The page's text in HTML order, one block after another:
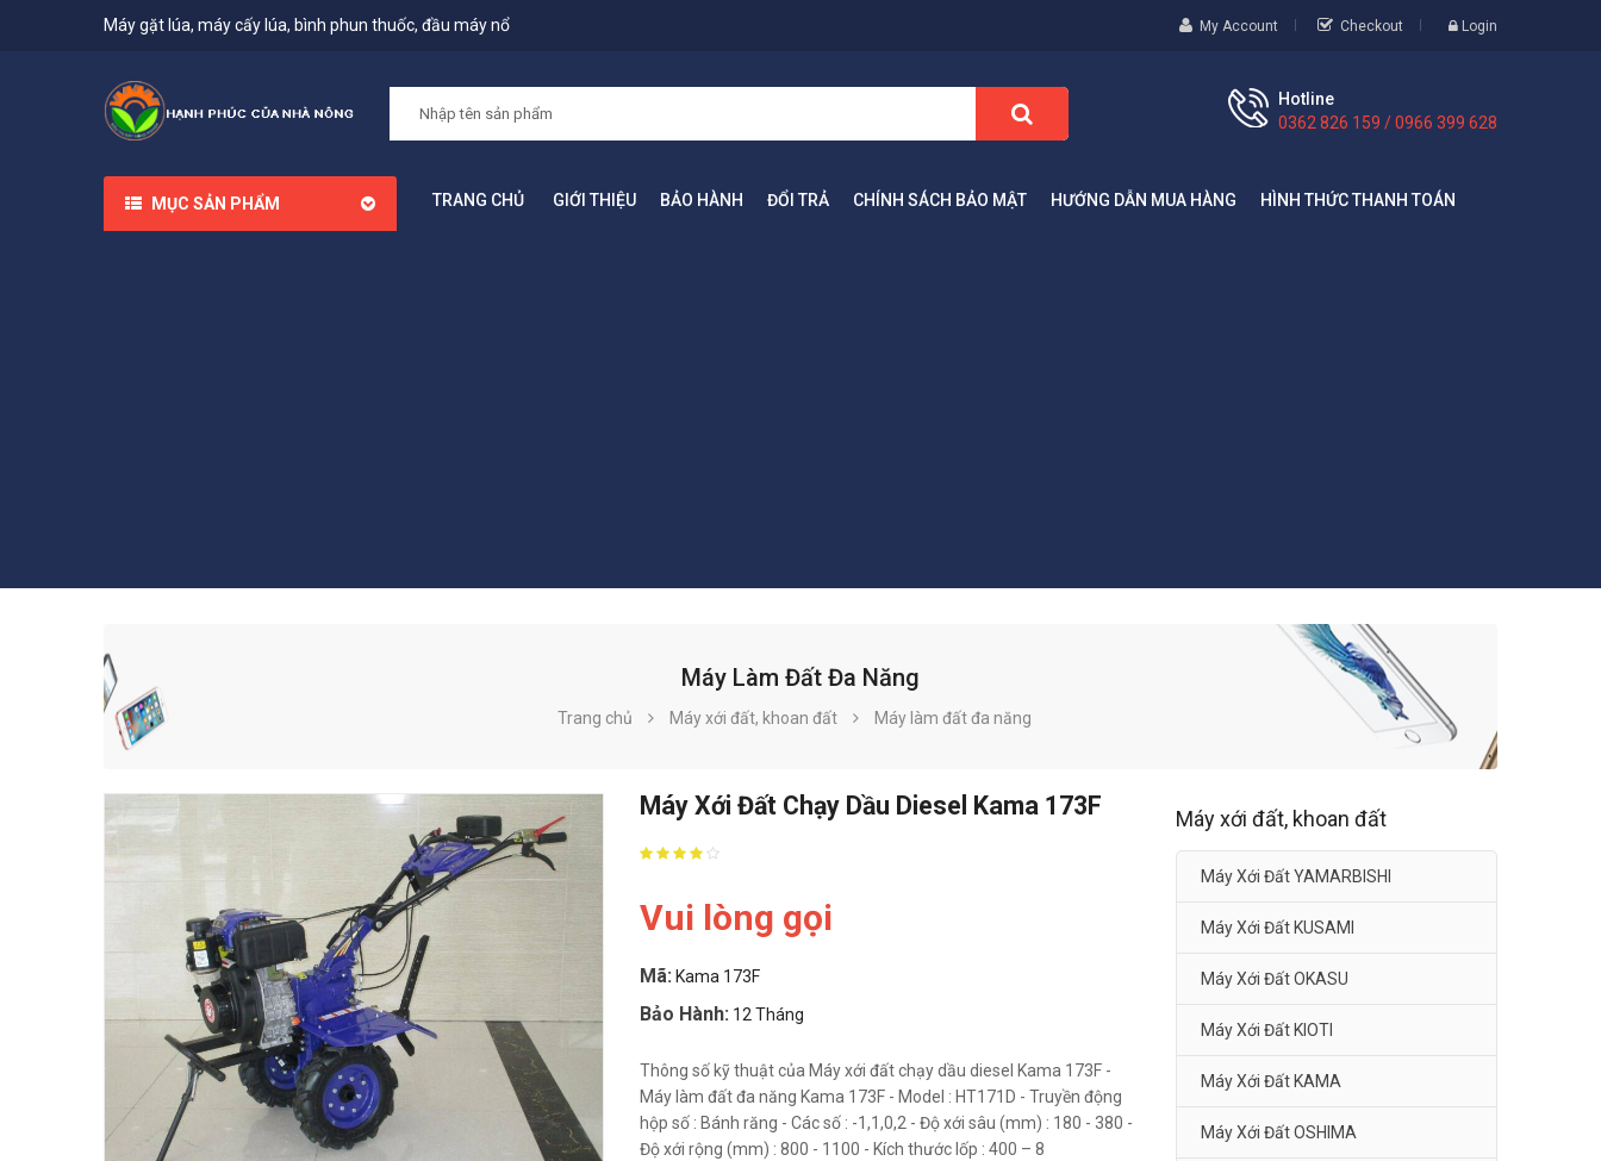
Máy gặt lúa, máy cấy lúa, bình phun thuốc, đầu máy nổ My Account Checkout Login
Hotline
0362 826 159 / 0966 399 628
MỤC SẢN PHẨM TRANG CHỦ GIỚI THIỆU BẢO HÀNH ĐỔI TRẢ CHÍNH SÁCH BẢO MẬT HƯỚNG DẪN MUA HÀNG HÌNH THỨC THANH TOÁN
Máy Làm Đất Đa Năng
Trang chủ Máy xới đất, khoan đất Máy làm đất đa năng
Máy Xới Đất Chạy Dầu Diesel Kama 173F
Vui lòng gọi
Mã: Kama 173F
Bảo Hành: 12 Tháng
Thông số kỹ thuật của Máy xới đất chạy dầu diesel Kama 173F -
Máy làm đất đa năng Kama 173F - Model : HT171D - Truyền động
hộp số : Bánh răng - Các số : -1,1,0,2 - Độ xới sâu (mm) : 180 - 380 -
Độ xới rộng (mm) : 800 - 1100 - Kích thước lốp : 400 – 8
Máy xới đất, khoan đất
Máy Xới Đất YAMARBISHI
Máy Xới Đất KUSAMI
Máy Xới Đất OKASU
Máy Xới Đất KIOTI
Máy Xới Đất KAMA
Máy Xới Đất OSHIMA